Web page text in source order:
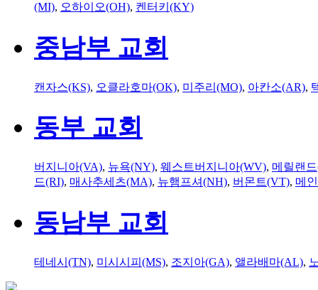
(MI), 오하이오(OH), 켄터키(KY)
중남부 교회
캔자스(KS), 오클라호마(OK), 미주리(MO), 아칸소(AR),
동부 교회
버지니아(VA), 뉴욕(NY), 웨스트버지니아(WV), 메릴랜
드(RI), 매사추세츠(MA), 뉴햄프셔(NH), 버몬트(VT), 메
동남부 교회
테네시(TN), 미시시피(MS), 조지아(GA), 앨라배마(AL),